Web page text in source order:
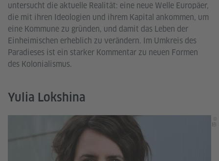
untersucht die aktuelle Realität: eine neue Welle Europäer,
die mit ihren Ideologien und ihrem Kapital ankommen, um
eine Kommune zu gründen, und damit das Leben der
Einheimischen erheblich zu verändern. Im Umkreis des
Paradieses ist ein starker Kommentar zu neuen Formen
des Kolonialismus.
Yulia Lokshina
IB